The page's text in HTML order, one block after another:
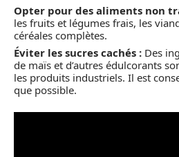
Opter pour des aliments non
les fruits et légumes frais, les
céréales complètes.
Éviter les sucres cachés : Des
de maïs et d’autres édulcorants
les produits industriels. Il est
que possible.